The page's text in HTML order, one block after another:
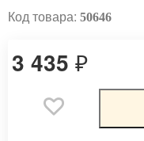
Код товара: 50646
3 435 ₽